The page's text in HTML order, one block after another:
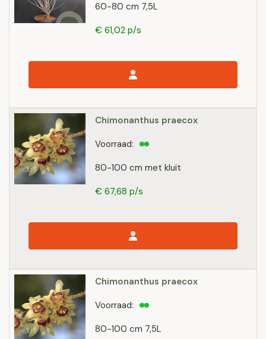
60-80 cm 7,5L
€ 61,02 p/s
Chimonanthus praecox
80-100 cm met kluit
Voorraad:
€ 67,68 p/s
Chimonanthus praecox
80-100 cm 7,5L
Voorraad: